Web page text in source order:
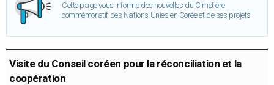
Cette page vous informe des nouvelles du Cimetière
commémoratif des Nations Unies en Corée et de ses projets
Visite du Conseil coréen pour la réconciliation et la
coopération